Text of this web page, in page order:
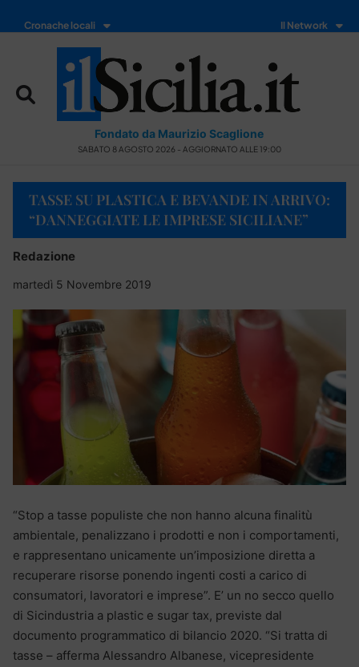
Cronache locali Il Network
Fondato da Maurizio Scaglione
SABATO 8 AGOSTO 2026 - AGGIORNATO ALLE 19:00
TASSE SU PLASTICA E BEVANDE IN ARRIVO:
“DANNEGGIATE LE IMPRESE SICILIANE”
Redazione
martedì 5 Novembre 2019
“Stop a tasse populiste che non hanno alcuna finalitù
ambientale, penalizzano i prodotti e non i comportamenti,
e rappresentano unicamente un’imposizione diretta a
recuperare risorse ponendo ingenti costi a carico di
consumatori, lavoratori e imprese”. E’ un no secco quello
di Sicindustria a plastic e sugar tax, previste dal
documento programmatico di bilancio 2020. “Si tratta di
tasse – afferma Alessandro Albanese, vicepresidente